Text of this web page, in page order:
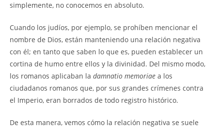
simplemente, no conocemos en absoluto.
Cuando los judíos, por ejemplo, se prohíben mencionar el
nombre de Dios, están manteniendo una relación negativa
con él; en tanto que saben lo que es, pueden establecer un
cortina de humo entre ellos y la divinidad. Del mismo modo,
los romanos aplicaban la damnatio memoriae a los
ciudadanos romanos que, por sus grandes crímenes contra
el Imperio, eran borrados de todo registro histórico.
De esta manera, vemos cómo la relación negativa se suele